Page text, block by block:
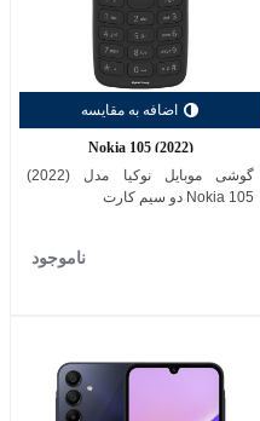
اضافه به مقایسه
Nokia 105 (2022)
گوشی موبایل نوکیا مدل (2022)
Nokia 105 دو سیم کارت
ناموجود